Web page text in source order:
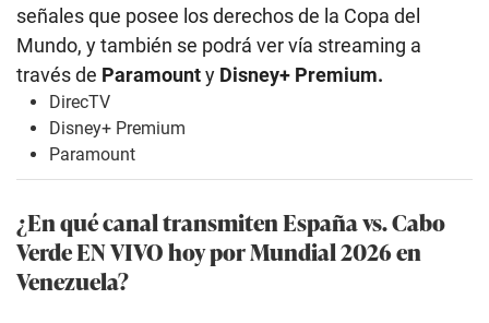
señales que posee los derechos de la Copa del
Mundo, y también se podrá ver vía streaming a
través de Paramounty Disney+ Premium.
DirecTV
Disney+ Premium
Paramount
¿En qué canal transmiten España vs. Cabo
Verde EN VIVO hoy por Mundial 2026 en
Venezuela?